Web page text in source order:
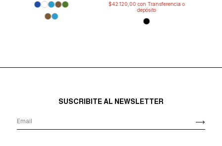
$42.120,00con Transferencia o
depósito
SUSCRIBITE AL NEWSLETTER